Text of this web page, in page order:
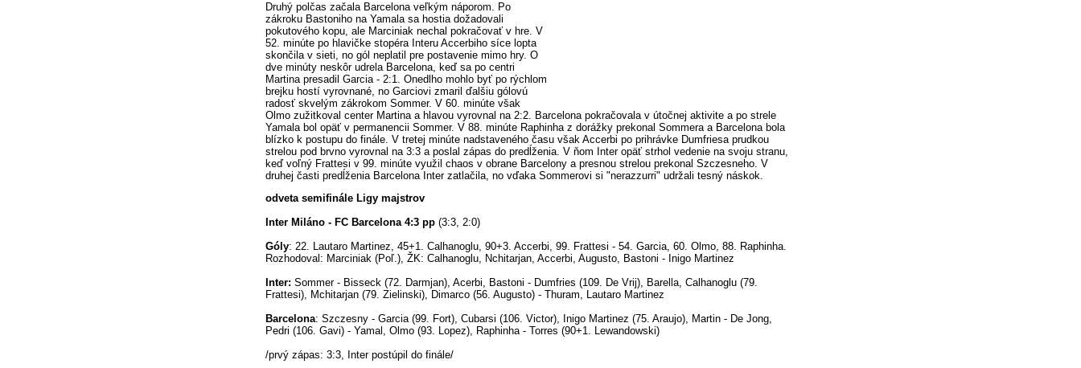
Druhý polčas začala Barcelona veľkým náporom. Po
zákroku Bastoniho na Yamala sa hostia dožadovali
pokutového kopu, ale Marciniak nechal pokračovať v hre. V
52. minúte po hlavičke stopéra Interu Accerbiho síce lopta
skončila v sieti, no gól neplatil pre postavenie mimo hry. O
dve minúty neskôr udrela Barcelona, keď sa po centri
Martina presadil Garcia - 2:1. Onedlho mohlo byť po rýchlom
brejku hostí vyrovnané, no Garciovi zmaril ďalšiu gólovú
radosť skvelým zákrokom Sommer. V 60. minúte však
Olmo zužitkoval center Martina a hlavou vyrovnal na 2:2. Barcelona pokračovala v útočnej aktivite a po strele
Yamala bol opäť v permanencii Sommer. V 88. minúte Raphinha z dorážky prekonal Sommera a Barcelona bola
blízko k postupu do finále. V tretej minúte nadstaveného času však Accerbi po prihrávke Dumfriesa prudkou
strelou pod brvno vyrovnal na 3:3 a poslal zápas do predĺženia. V ňom Inter opäť strhol vedenie na svoju stranu,
keď voľný Frattesi v 99. minúte využil chaos v obrane Barcelony a presnou strelou prekonal Szczesneho. V
druhej časti predĺženia Barcelona Inter zatlačila, no vďaka Sommerovi si "nerazzurri" udržali tesný náskok.
odveta semifinále Ligy majstrov
Inter Miláno - FC Barcelona 4:3 pp (3:3, 2:0)
Góly: 22. Lautaro Martinez, 45+1. Calhanoglu, 90+3. Accerbi, 99. Frattesi - 54. Garcia, 60. Olmo, 88. Raphinha.
Rozhodoval: Marciniak (Poľ.), ŽK: Calhanoglu, Nchitarjan, Accerbi, Augusto, Bastoni - Inigo Martinez
Inter: Sommer - Bisseck (72. Darmjan), Acerbi, Bastoni - Dumfries (109. De Vrij), Barella, Calhanoglu (79.
Frattesi), Mchitarjan (79. Zielinski), Dimarco (56. Augusto) - Thuram, Lautaro Martinez
Barcelona: Szczesny - Garcia (99. Fort), Cubarsi (106. Victor), Inigo Martinez (75. Araujo), Martin - De Jong,
Pedri (106. Gavi) - Yamal, Olmo (93. Lopez), Raphinha - Torres (90+1. Lewandowski)
/prvý zápas: 3:3, Inter postúpil do finále/